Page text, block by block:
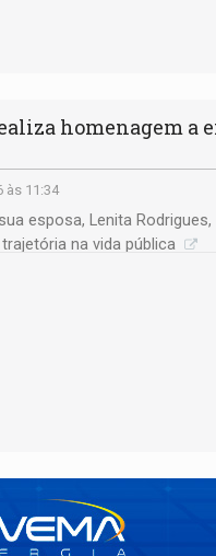
homenagem a
às 11:34
esposa, Lenita
na vida pública